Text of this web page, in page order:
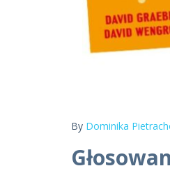
By Dominika